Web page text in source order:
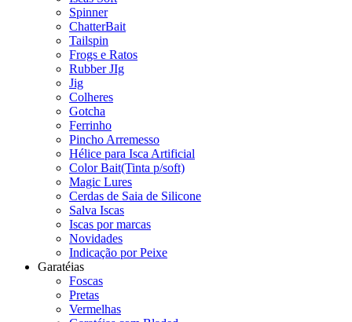
Spinner
ChatterBait
Tailspin
Frogs e Ratos
Rubber JIg
Jig
Colheres
Gotcha
Ferrinho
Pincho Arremesso
Hélice para Isca Artificial
Color Bait(Tinta p/soft)
Magic Lures
Cerdas de Saia de Silicone
Salva Iscas
Iscas por marcas
Novidades
Indicação por Peixe
Garatéias
Foscas
Pretas
Vermelhas